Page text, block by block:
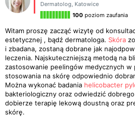
Dermatolog, Katowice
100 poziom zaufania
Witam proszę zacząć wizytę od
estetycznej , bądź dermatologa. Skóra
i zbadana, zostaną dobrane jak
leczenia. Najskuteczniejszą metodą na
zastosowanie peelingów medycznych w
stosowania na skórę odpowiednio
Można wykonać badania helicobacter
bakteriologiczny oraz odwiedzić
dobierze terapię lekową doustną oraz
skórę.